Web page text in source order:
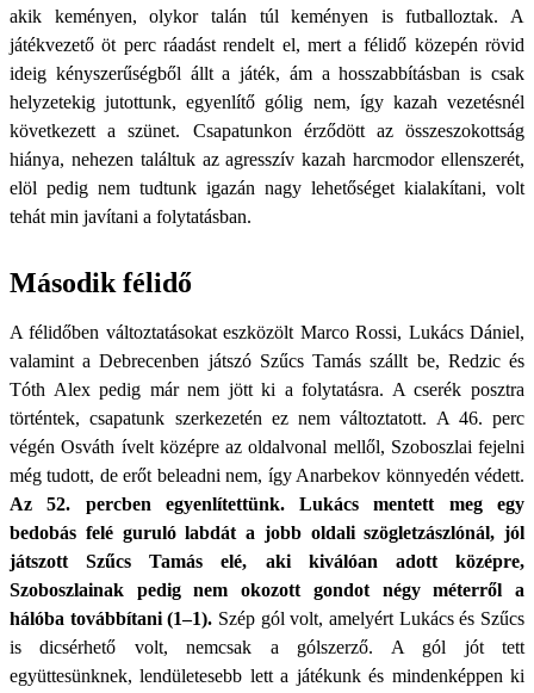
akik keményen, olykor talán túl keményen is futballoztak. A
játékvezető öt perc ráadást rendelt el, mert a félidő közepén rövid
ideig kényszerűségből állt a játék, ám a hosszabbításban is csak
helyzetekig jutottunk, egyenlítő gólig nem, így kazah vezetésnél
következett a szünet. Csapatunkon érződött az összeszokottság
hiánya, nehezen találtuk az agresszív kazah harcmodor ellenszerét,
elöl pedig nem tudtunk igazán nagy lehetőséget kialakítani, volt
tehát min javítani a folytatásban.
Második félidő
A félidőben változtatásokat eszközölt Marco Rossi, Lukács Dániel,
valamint a Debrecenben játszó Szűcs Tamás szállt be, Redzic és
Tóth Alex pedig már nem jött ki a folytatásra. A cserék posztra
történtek, csapatunk szerkezetén ez nem változtatott. A 46. perc
végén Osváth ívelt középre az oldalvonal mellől, Szoboszlai fejelni
még tudott, de erőt beleadni nem, így Anarbekov könnyedén védett.
Az 52. percben egyenlítettünk. Lukács mentett meg egy
bedobás felé guruló labdát a jobb oldali szögletzászlónál, jól
játszott Szűcs Tamás elé, aki kiválóan adott középre,
Szoboszlainak pedig nem okozott gondot négy méterről a
hálóba továbbítani (1–1). Szép gól volt, amelyért Lukács és Szűcs
is dicsérhető volt, nemcsak a gólszerző. A gól jót tett
együttesünknek, lendületesebb lett a játékunk és mindenképpen ki